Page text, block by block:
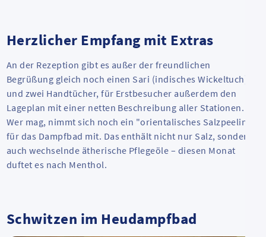
Herzlicher Empfang mit Extras
An der Rezeption gibt es außer der freundlichen
Begrüßung gleich noch einen Sari (indisches Wickeltuch)
und zwei Handtücher, für Erstbesucher außerdem den
Lageplan mit einer netten Beschreibung aller Stationen.
Wer mag, nimmt sich noch ein "orientalisches Salzpeeling"
für das Dampfbad mit. Das enthält nicht nur Salz, sondern
auch wechselnde ätherische Pflegeöle – diesen Monat
duftet es nach Menthol.
Schwitzen im Heudampfbad